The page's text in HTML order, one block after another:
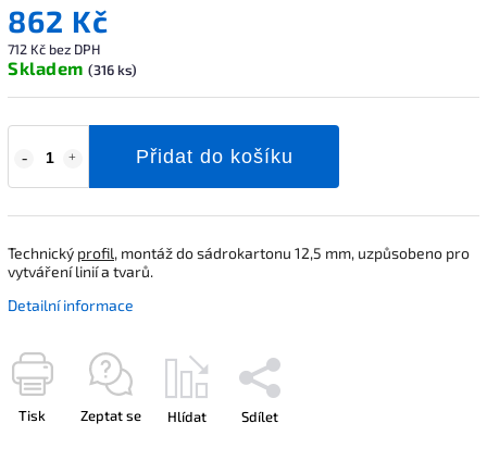
862 Kč
712 Kč bez DPH
Skladem (316 ks)
Přidat do košíku
Technický profil, montáž do sádrokartonu 12,5 mm, uzpůsobeno pro
vytváření linií a tvarů.
Detailní informace
Tisk Zeptat se Hlídat Sdílet